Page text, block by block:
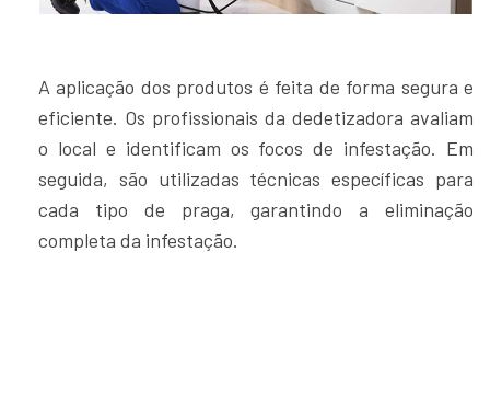
A aplicação dos produtos é feita de forma segura e
eficiente. Os profissionais da dedetizadora avaliam
o local e identificam os focos de infestação. Em
seguida, são utilizadas técnicas específicas para
cada tipo de praga, garantindo a eliminação
completa da infestação.